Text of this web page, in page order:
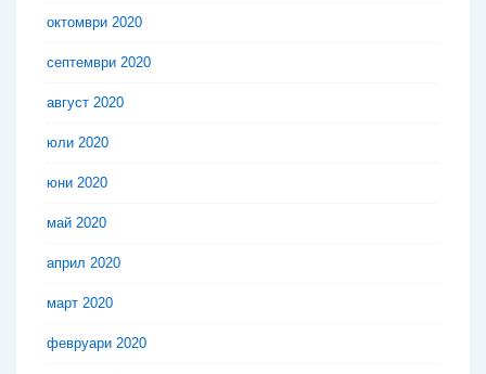
октомври 2020
септември 2020
август 2020
юли 2020
юни 2020
май 2020
април 2020
март 2020
февруари 2020